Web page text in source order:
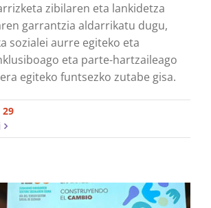
zibilaren eta lankidetza
garrantzia aldarrikatu dugu,
sozialei aurre egiteko eta
eta parte-hartzaileago
egiteko funtsezko zutabe gisa.